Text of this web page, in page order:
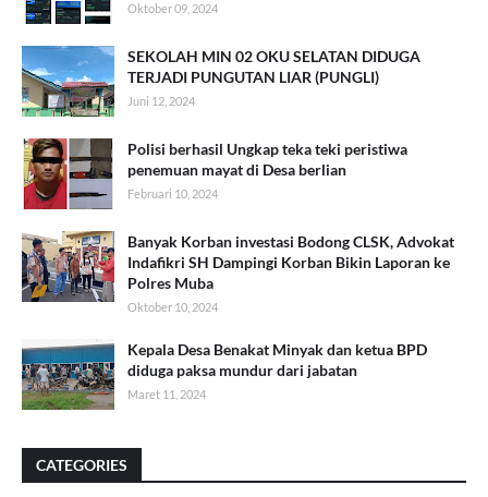
Oktober 09, 2024
SEKOLAH MIN 02 OKU SELATAN DIDUGA
TERJADI PUNGUTAN LIAR (PUNGLI)
Juni 12, 2024
Polisi berhasil Ungkap teka teki peristiwa
penemuan mayat di Desa berlian
Februari 10, 2024
Banyak Korban investasi Bodong CLSK, Advokat
Indafikri SH Dampingi Korban Bikin Laporan ke
Polres Muba
Oktober 10, 2024
Kepala Desa Benakat Minyak dan ketua BPD
diduga paksa mundur dari jabatan
Maret 11, 2024
CATEGORIES